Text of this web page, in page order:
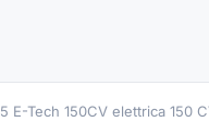
E-Tech 150CV elettrica 150